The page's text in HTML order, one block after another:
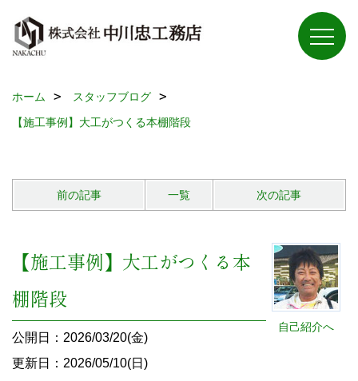
ホーム
スタッフブログ
【施工事例】大工がつくる本棚階段
前の記事 一覧 次の記事
自己紹介へ
【施工事例】大工がつくる本
棚階段
公開日：2026/03/20(金)
更新日：2026/05/10(日)